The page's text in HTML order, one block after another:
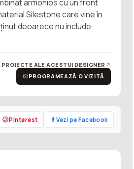
armonios cu un front
Silestone care vine în
deoarece nu include
PROIECTE ALE ACESTUI DESIGNER
PROGRAMEAZĂ O VIZITĂ
Pinterest Vezi pe Facebook